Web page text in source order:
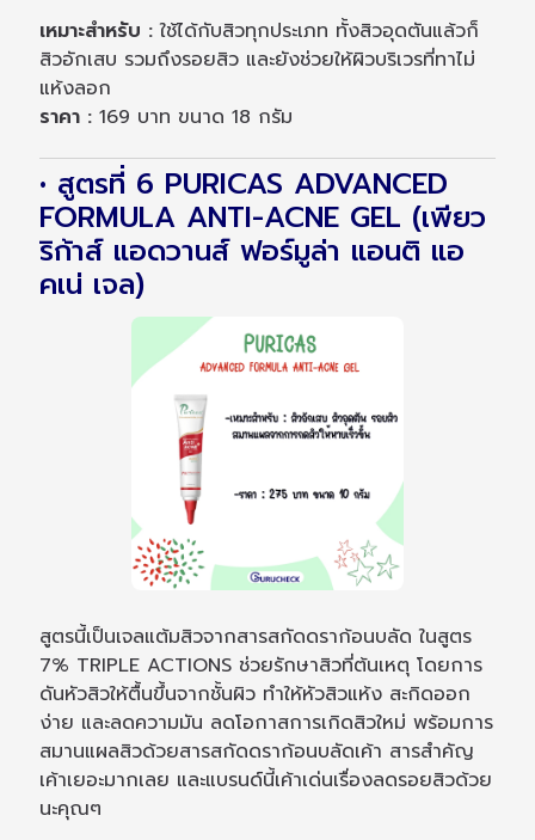
เหมาะสำหรับ : ใช้ได้กับสิวทุกประเภท ทั้งสิวอุดตันแล้วก็
สิวอักเสบ รวมถึงรอยสิว และยังช่วยให้ผิวบริเวรที่ทาไม่
แห้งลอก
ราคา : 169 บาท ขนาด 18 กรัม
• สูตรที่ 6 PURICAS ADVANCED
FORMULA ANTI-ACNE GEL (เพียว
ริก้าส์ แอดวานส์ ฟอร์มูล่า แอนติ แอ
คเน่ เจล)
สูตรนี้เป็นเจลแต้มสิวจากสารสกัดดราก้อนบลัด ในสูตร
7% TRIPLE ACTIONS ช่วยรักษาสิวที่ต้นเหตุ โดยการ
ดันหัวสิวให้ตื้นขึ้นจากชั้นผิว ทำให้หัวสิวแห้ง สะกิดออก
ง่าย และลดความมัน ลดโอกาสการเกิดสิวใหม่ พร้อมการ
สมานแผลสิวด้วยสารสกัดดราก้อนบลัดเค้า สารสำคัญ
เค้าเยอะมากเลย และแบรนด์นี้เค้าเด่นเรื่องลดรอยสิวด้วย
นะคุณๆ